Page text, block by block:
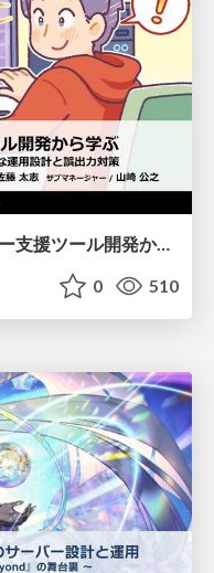
【CEDEC2026】コードレビュー支援ツール開発から学ぶ：LLMを用いた業務システムの実践的な運用設計と誤出力対策
0 510